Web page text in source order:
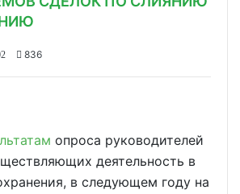
836
опроса руководителей
деятельность в
в следующем году на